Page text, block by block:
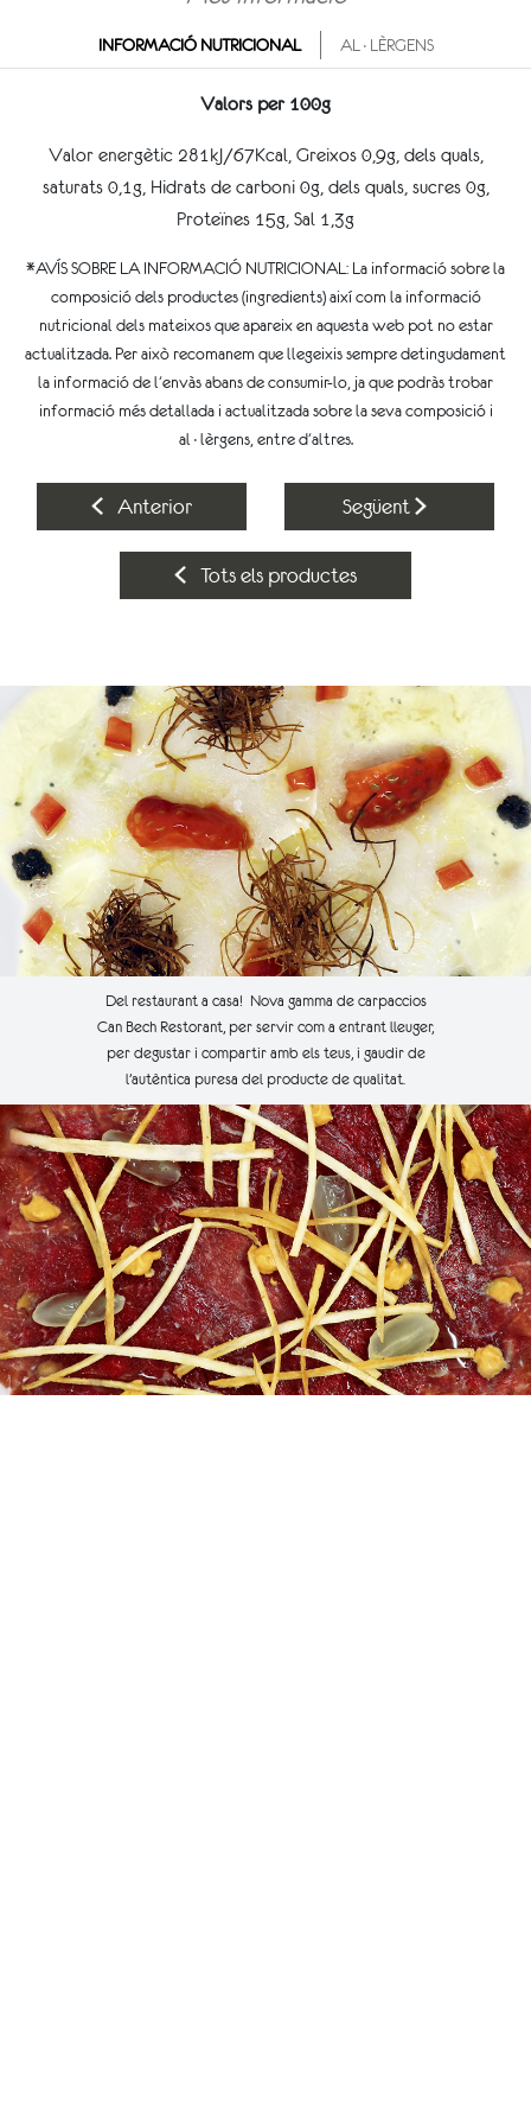
INFORMACIÓ NUTRICIONAL AL·LÈRGENS
Valors per 100g
Valor energètic 281kJ/67Kcal, Greixos 0,9g, dels quals,
saturats 0,1g, Hidrats de carboni 0g, dels quals, sucres 0g,
Proteïnes 15g, Sal 1,3g
*AVÍS SOBRE LA INFORMACIÓ NUTRICIONAL: La informació sobre la
composició dels productes (ingredients) així com la informació
nutricional dels mateixos que apareix en aquesta web pot no estar
actualitzada. Per això recomanem que llegeixis sempre detingudament
la informació de l'envàs abans de consumir-lo, ja que podràs trobar
informació més detallada i actualitzada sobre la seva composició i
al·lèrgens, entre d'altres.
Anterior Següent
Tots els productes
Del restaurant a casa! Nova gamma de carpaccios
Can Bech Restorant, per servir com a entrant lleuger,
per degustar i compartir amb els teus, i gaudir de
l’autèntica puresa del producte de qualitat.